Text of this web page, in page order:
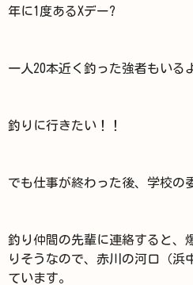
年に1度あるXデー?
一人20本近く釣った強者もいる
釣りに行きたい！！
でも仕事が終わった後、学校の
釣り仲間の先輩に連絡すると、
りそうなので、赤川の河口（浜
ています。